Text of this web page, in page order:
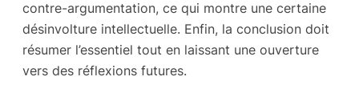
contre-argumentation, ce qui montre une certaine
désinvolture intellectuelle. Enfin, la conclusion doit
résumer l’essentiel tout en laissant une ouverture
vers des réflexions futures.